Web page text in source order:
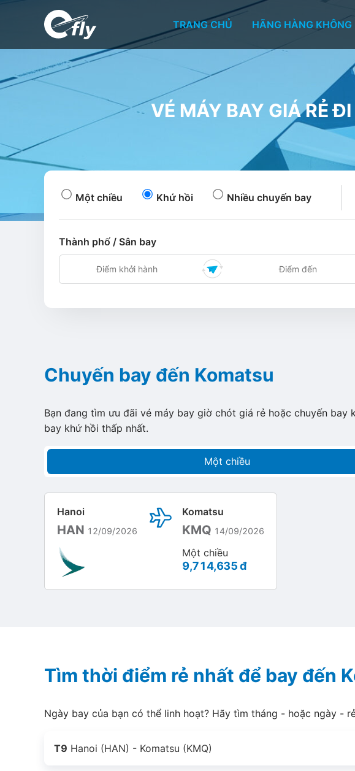
TRANG CHỦ HÃNG HÀNG KHÔNG
VÉ MÁY BAY GIÁ RẺ
Một chiều Khứ hồi Nhiều chuyến bay
Thành phố / Sân bay
Chuyến bay đến Komatsu
Bạn đang tìm ưu đãi vé máy bay giờ chót giá rẻ hoặc chuyến
bay khứ hồi thấp nhất.
Một chiều
Hanoi
HAN 12/09/2026
Komatsu
KMQ 14/09/2026
Một chiều
9,714,635 đ
Tìm thời điểm rẻ nhất để bay đến
Ngày bay của bạn có thể linh hoạt? Hãy tìm tháng - hoặc ngày -
T9 Hanoi (HAN) - Komatsu (KMQ)